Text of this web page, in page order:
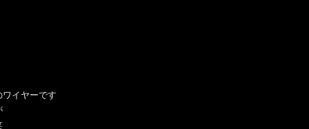
イヤーです